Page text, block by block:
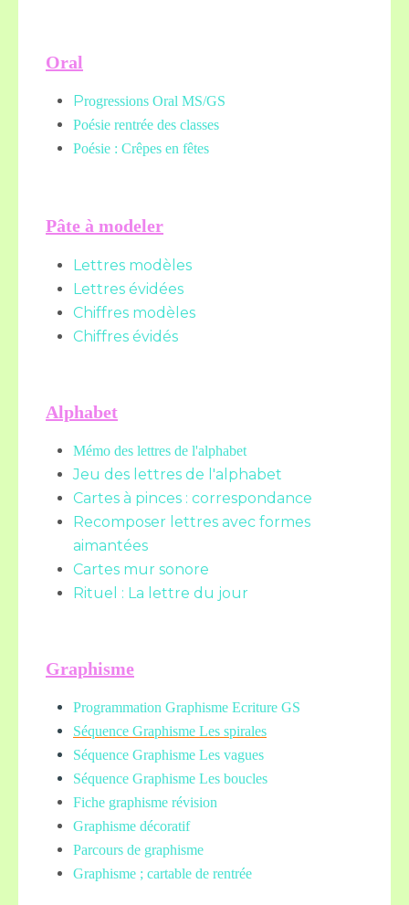
Oral
Progressions Oral MS/GS
Poésie rentrée des classes
Poésie : Crêpes en fêtes
Pâte à modeler
Lettres modèles
Lettres évidées
Chiffres modèles
Chiffres évidés
Alphabet
Mémo des lettres de l'alphabet
Jeu des lettres de l'alphabet
Cartes à pinces : correspondance
Recomposer lettres avec formes
aimantées
Cartes mur sonore
Rituel : La lettre du jour
Graphisme
Programmation Graphisme Ecriture GS
Séquence Graphisme Les spirales
Séquence Graphisme Les vagues
Séquence Graphisme Les boucles
Fiche graphisme révision
Graphisme décoratif
Parcours de graphisme
Graphisme ; cartable de rentrée